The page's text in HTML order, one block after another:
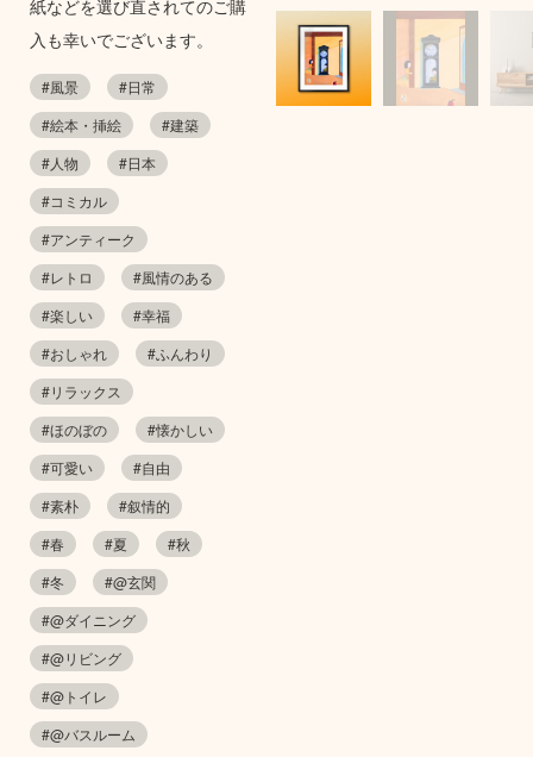
紙などを選び直されてのご購
入も幸いでございます。
#風景
#日常
#絵本・挿絵
#建築
#人物
#日本
#コミカル
#アンティーク
#レトロ
#風情のある
#楽しい
#幸福
#おしゃれ
#ふんわり
#リラックス
#ほのぼの
#懐かしい
#可愛い
#自由
#素朴
#叙情的
#春
#夏
#秋
#冬
#@玄関
#@ダイニング
#@リビング
#@トイレ
#@バスルーム